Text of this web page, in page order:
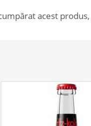
acest